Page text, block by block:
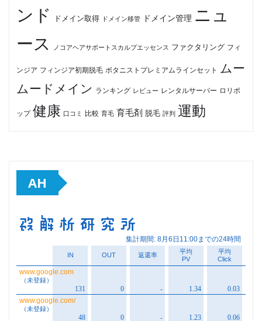
ンド
ドメイン取得 ドメイン移管 ドメイン管理 ニュ
ース
ノコアヘアサポートスカルプエッセンス ファクタリング フィ
ンジア フィンジア初期脱毛 ボタニストプレミアムラインセット ムー
ムードメイン ランキング レビュー レンタルサーバー ロリポ
ップ 健康 口コミ 比較 育毛 育毛剤 脱毛 評判 運動
AH